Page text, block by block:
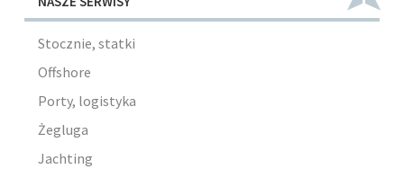
Stocznie, statki
Offshore
Porty, logistyka
Żegluga
Jachting